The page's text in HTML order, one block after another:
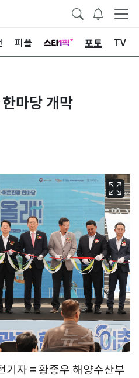
피플 포토 TV
마당 개막
기자 = 황종우 해양수산부